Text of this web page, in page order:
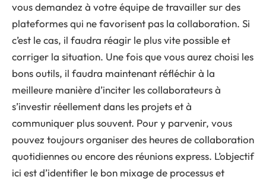
vous demandez à votre équipe de travailler sur des
plateformes qui ne favorisent pas la collaboration. Si
c’est le cas, il faudra réagir le plus vite possible et
corriger la situation. Une fois que vous aurez choisi les
bons outils, il faudra maintenant réfléchir à la
meilleure manière d’inciter les collaborateurs à
s’investir réellement dans les projets et à
communiquer plus souvent. Pour y parvenir, vous
pouvez toujours organiser des heures de collaboration
quotidiennes ou encore des réunions express. L’objectif
ici est d’identifier le bon mixage de processus et